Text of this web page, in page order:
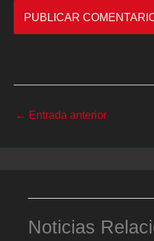
← Entrada anterior
Noticias